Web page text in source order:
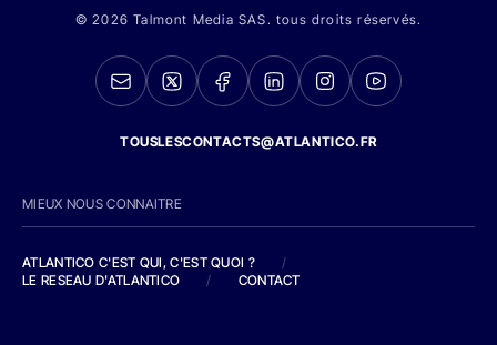
© 2026 Talmont Media SAS. tous droits réservés.
TOUSLESCONTACTS@ATLANTICO.FR
MIEUX NOUS CONNAITRE
ATLANTICO C'EST QUI, C'EST QUOI ?
/
LE RESEAU D'ATLANTICO
/ CONTACT